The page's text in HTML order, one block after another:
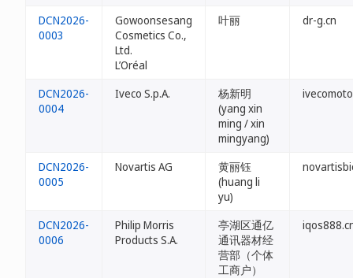
DCN2026-
0003
Gowoonsesang
Cosmetics Co.,
Ltd.
L’Oréal
叶丽 dr-g.cn
DCN2026-
0004
Iveco S.p.A.
杨新明
(yang xin
ming / xin
mingyang)
DCN2026-
0005
Novartis AG
黄丽钰
(huang li
yu)
DCN2026-
0006
Philip Morris
Products S.A.
亭湖区通亿
通讯器材经
营部（个体
工商户）